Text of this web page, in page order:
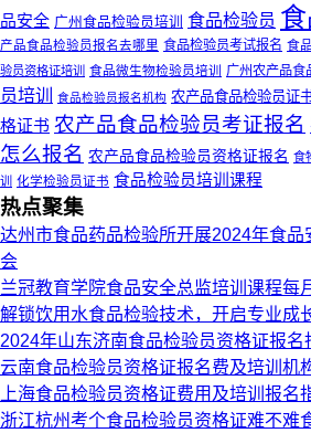
品安全 广州食品检验员培训 食品检验员
产品食品检验员报名去哪里 食品检验员考试报名 食
验员资格证培训
食品微生物检验员培训 广州农产品食
员培训
食品检验员报名机构 农产品食品检验员证
格证书 农产品食品检验员考证报名
怎么报名 农产品食品检验员资格证报名 食
训
化学检验员证书 食品检验员培训课程
热点聚集
达州市食品药品检验所开展2024年食品
会
兰冠教育学院食品安全总监培训课程每
解锁饮用水食品检验技术，开启专业成
2024年山东济南食品检验员资格证报名
云南食品检验员资格证报名费及培训机
上海食品检验员资格证费用及培训报名
浙江杭州考个食品检验员资格证难不难